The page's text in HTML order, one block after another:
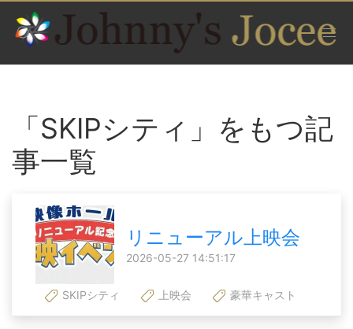
「SKIPシティ」をもつ記
事一覧
リニューアル上映会
2026-05-27 14:51:17
SKIPシティ 上映会 豪華キャスト